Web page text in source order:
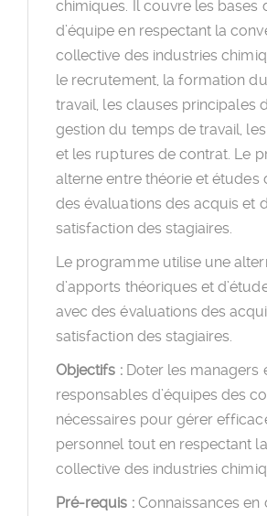
chimiques. Il couvre les bases
d’équipe en respectant la
collective des industries
le recrutement, la formation
travail, les clauses principales
gestion du temps de travail,
et les ruptures de contrat. Le
alterne entre théorie et études
des évaluations des acquis et
satisfaction des stagiaires.
Le programme utilise une
d’apports théoriques et
avec des évaluations des
satisfaction des stagiaires.
Objectifs : Doter les managers
responsables d’équipes des
nécessaires pour gérer
personnel tout en respectant
collective des industries
Pré-requis : Connaissances en